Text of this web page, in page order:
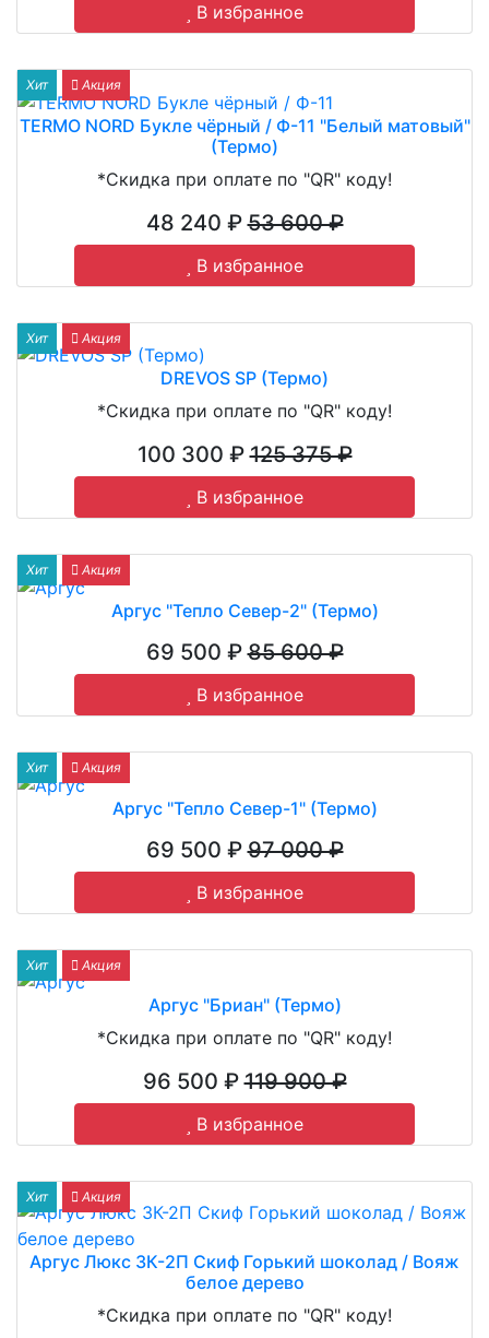
В избранное
Хит Акция
TERMO NORD Букле чёрный / Ф-11 "Белый матовый"
(Термо)
*Скидка при оплате по "QR" коду!
48 240 ₽53 600 ₽
В избранное
Хит Акция
DREVOS SP (Термо)
*Скидка при оплате по "QR" коду!
100 300 ₽125 375 ₽
В избранное
Хит Акция
Аргус "Тепло Север-2" (Термо)
69 500 ₽85 600 ₽
В избранное
Хит Акция
Аргус "Тепло Север-1" (Термо)
69 500 ₽97 000 ₽
В избранное
Хит Акция
Аргус "Бриан" (Термо)
*Скидка при оплате по "QR" коду!
96 500 ₽119 900 ₽
В избранное
Хит Акция
Аргус Люкс 3К-2П Скиф Горький шоколад / Вояж
белое дерево
*Скидка при оплате по "QR" коду!